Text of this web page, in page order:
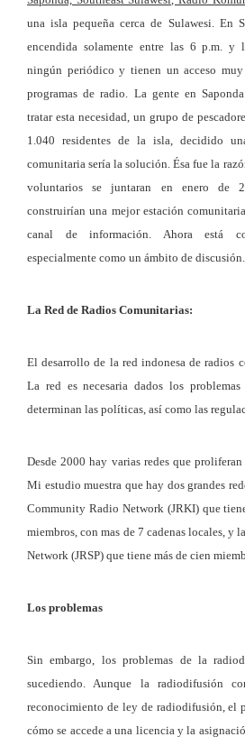
una isla pequeña cerca de Sulawesi. En
encendida solamente entre las 6 p.m. y
ningún periódico y tienen un acceso
programas de radio. La gente en
tratar esta necesidad, un grupo de
1.040 residentes de la isla, decidido
comunitaria sería la solución. Ésa fue la
voluntarios se juntaran en enero de
construirían una mejor estación comunitaria
canal de información. Ahora está
especialmente como un ámbito de discusión.
La Red de Radios Comunitarias:
El desarrollo de la red indonesa de radios
La red es necesaria dados los
determinan las políticas, así como las
Desde 2000 hay varias redes que
Mi estudio muestra que hay dos grandes
Community Radio Network (JRKI) que
miembros, con mas de 7 cadenas locales, y
Network (JRSP) que tiene más de cien
Los problemas
Sin embargo, los problemas de la
sucediendo. Aunque la radiodifusión
reconocimiento de ley de radiodifusión, el
cómo se accede a una licencia y la